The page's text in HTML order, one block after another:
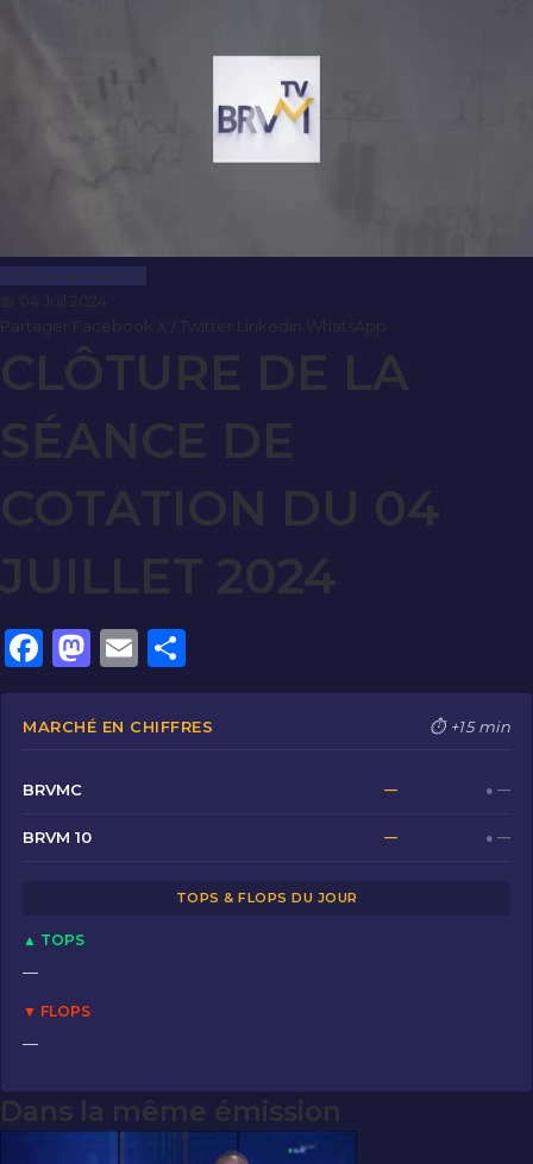
Clôture de Marché
CLÔTURE DE LA
SÉANCE DE
COTATION DU 04
JUILLET 2024
F
a
c
b
o
o
M
a
st
o
n
E
m
ai
ar
ta
MARCHÉ EN CHIFFRES ⏱ +15 min
BRVMC — ● —
BRVM 10 — ● —
TOPS & FLOPS DU JOUR
▲ TOPS
—
▼ FLOPS
—
Dans la même émission